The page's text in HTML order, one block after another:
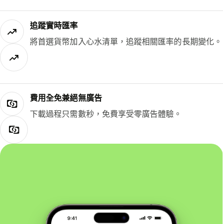
追蹤實時匯率
將首選貨幣加入心水清單，追蹤相關匯率的長期變化。
費用全免兼絕無廣告
下載過程只需數秒，免費享受零廣告體驗。